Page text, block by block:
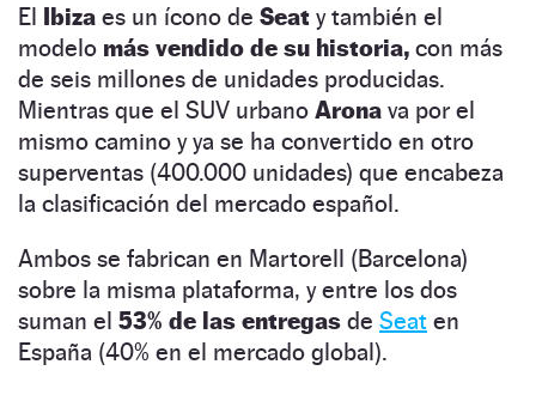
El Ibiza es un ícono de Seat y también el
modelo más vendido de su historia, con más
de seis millones de unidades producidas.
Mientras que el SUV urbano Arona va por el
mismo camino y ya se ha convertido en otro
superventas (400.000 unidades) que encabeza
la clasificación del mercado español.
Ambos se fabrican en Martorell (Barcelona)
sobre la misma plataforma, y entre los dos
suman el 53% de las entregas de Seat en
España (40% en el mercado global).